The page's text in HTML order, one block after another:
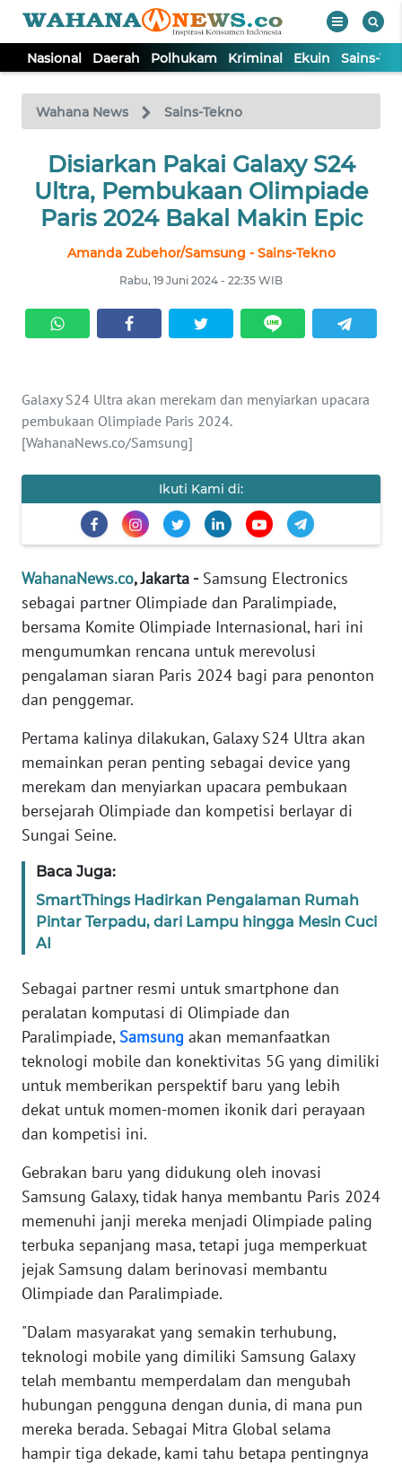
Nasional Daerah Polhukam Kriminal Ekuin Sains-
Wahana News Sains-Tekno
Disiarkan Pakai Galaxy S24
Ultra, Pembukaan Olimpiade
Paris 2024 Bakal Makin Epic
Amanda Zubehor/Samsung - Sains-Tekno
Rabu, 19 Juni 2024 - 22:35 WIB
Galaxy S24 Ultra akan merekam dan menyiarkan upacara
pembukaan Olimpiade Paris 2024.
[WahanaNews.co/Samsung]
Ikuti Kami di:
WahanaNews.co, Jakarta -Samsung Electronics
sebagai partner Olimpiade dan Paralimpiade,
bersama Komite Olimpiade Internasional, hari ini
mengumumkan rencana untuk merevolusi
pengalaman siaran Paris 2024 bagi para penonton
dan penggemar.
Pertama kalinya dilakukan, Galaxy S24 Ultra akan
memainkan peran penting sebagai device yang
merekam dan menyiarkan upacara pembukaan
bersejarah Olimpiade dan kompetisi berlayar di
Sungai Seine.
Baca Juga:
SmartThings Hadirkan Pengalaman Rumah
Pintar Terpadu, dari Lampu hingga Mesin Cuci
AI
Sebagai partner resmi untuk smartphone dan
peralatan komputasi di Olimpiade dan
Paralimpiade, Samsung akan memanfaatkan
teknologi mobile dan konektivitas 5G yang dimiliki
untuk memberikan perspektif baru yang lebih
dekat untuk momen-momen ikonik dari perayaan
dan kompetisi ini.
Gebrakan baru yang didukung oleh inovasi
Samsung Galaxy, tidak hanya membantu Paris 2024
memenuhi janji mereka menjadi Olimpiade paling
terbuka sepanjang masa, tetapi juga memperkuat
jejak Samsung dalam berinovasi membantu
Olimpiade dan Paralimpiade.
"Dalam masyarakat yang semakin terhubung,
teknologi mobile yang dimiliki Samsung Galaxy
telah membantu memperdalam dan mengubah
hubungan pengguna dengan dunia, di mana pun
mereka berada. Sebagai Mitra Global selama
hampir tiga dekade, kami tahu betapa pentingnya
TV
Tutup
NASIONAL
DAERAH
POLHUKAM
KRIMINAL
SAINS-TEKNO
INTERNASIONAL
PENDIDIKAN
OLAHRAGA
OPINI
EDITORIAL
Informasi
INDEKS
BERITA
KONTAK
KAMI
INFO
IKLAN
TENTANG
KAMI
PEDOMAN
MEDIA
REDAKSI
KARIR
DISCLAIMER
Wahana
News
Regional
WN